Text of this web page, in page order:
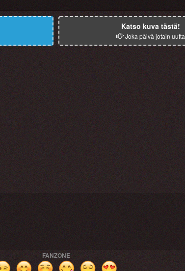
Katso kuva tästä!
Joka päivä jotain uutta
FANZONE